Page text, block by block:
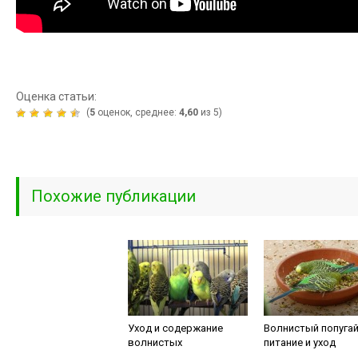
Оценка статьи:
(5оценок, среднее: 4,60из 5)
Похожие публикации
Уход и содержание
волнистых
Волнистый
питание и уход